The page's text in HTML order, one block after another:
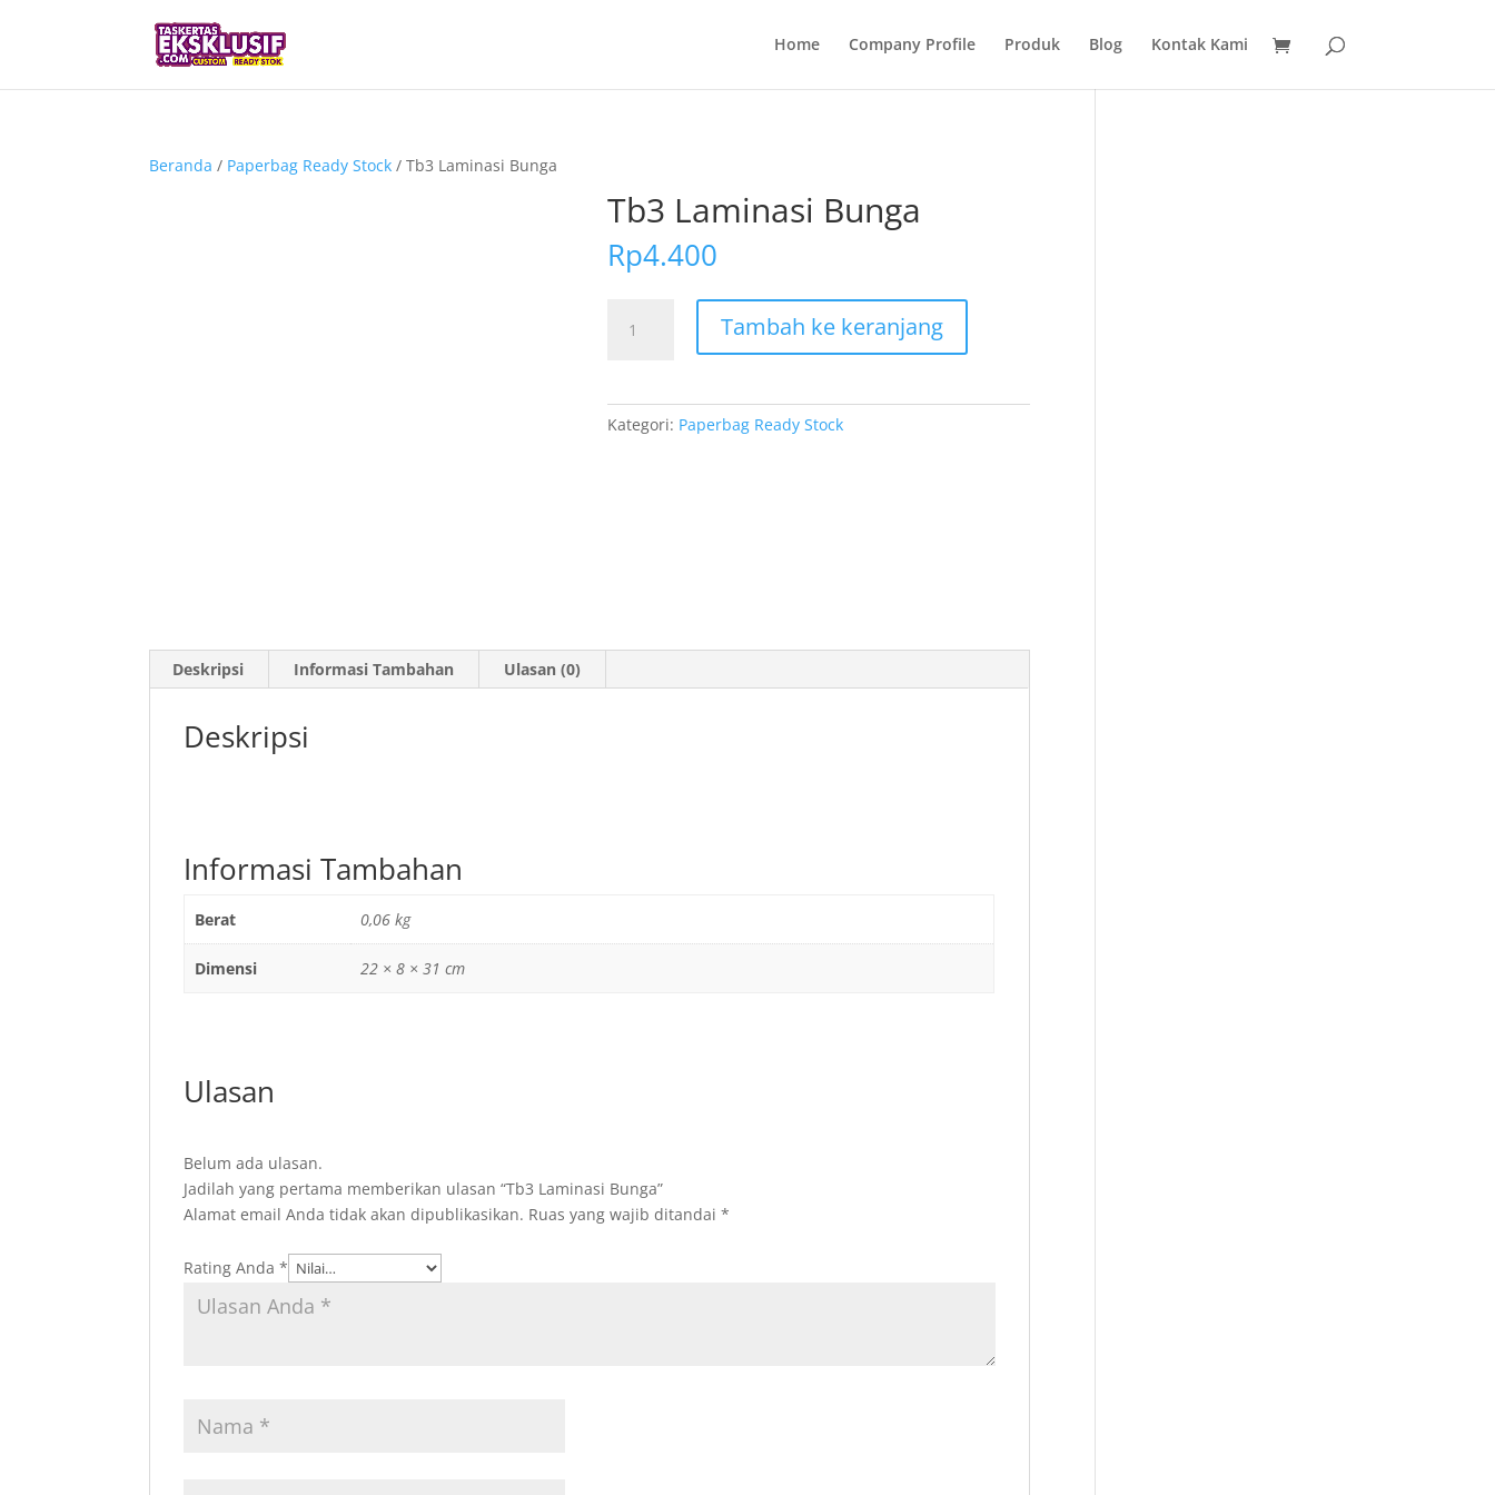
Home Company Profile Produk Blog Kontak Kami
Beranda / Paperbag Ready Stock / Tb3 Laminasi Bunga
Tb3 Laminasi Bunga
Rp4.400
Tb3
Tambah ke keranjang
Kategori: Paperbag Ready Stock
Deskripsi Informasi Tambahan Ulasan (0)
Deskripsi
Informasi Tambahan
Berat 0,06 kg
Dimensi 22 × 8 × 31 cm
Ulasan
Belum ada ulasan.
Jadilah yang pertama memberikan ulasan “Tb3 Laminasi Bunga”
Alamat email Anda tidak akan dipublikasikan. Ruas yang wajib ditandai*
Rating Anda*